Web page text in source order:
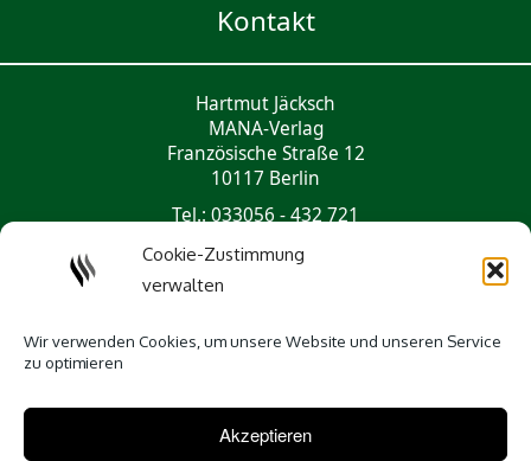
Cookie-Zustimmung
verwalten
Wir verwenden Cookies, um unsere Website und unseren Service
zu optimieren
Akzeptieren
Kontakt
Hartmut Jäcksch
MANA-Verlag
Französische Straße 12
10117 Berlin
Tel.: 033056 - 432 721
Social Media